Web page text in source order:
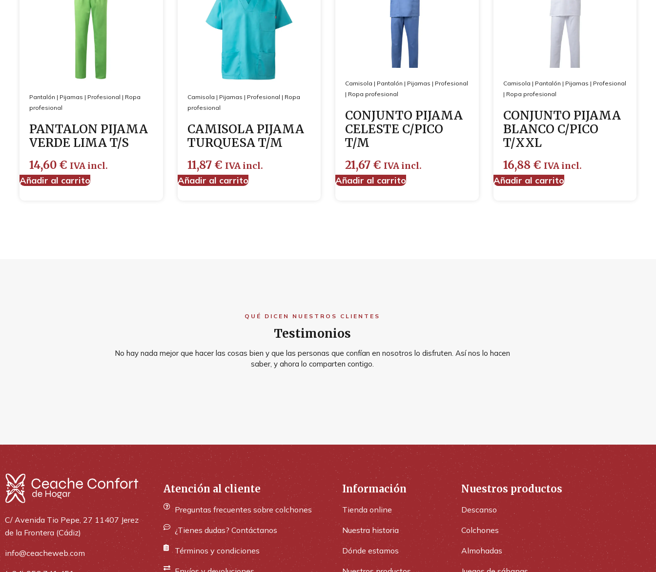
Pantalón | Pijamas | Profesional | Ropa
profesional
PANTALON PIJAMA
VERDE LIMA T/S
14,60 € IVA incl.
Añadir al carrito
Camisola | Pijamas | Profesional | Ropa
profesional
CAMISOLA PIJAMA
TURQUESA T/M
11,87 € IVA incl.
Añadir al carrito
Camisola | Pantalón | Pijamas | Profesional
| Ropa profesional
CONJUNTO PIJAMA
CELESTE C/PICO
T/M
21,67 € IVA incl.
Añadir al carrito
Camisola | Pantalón | Pijamas | Profesional
| Ropa profesional
CONJUNTO PIJAMA
BLANCO C/PICO
T/XXL
16,88 € IVA incl.
Añadir al carrito
QUÉ DICEN NUESTROS CLIENTES
Testimonios
No hay nada mejor que hacer las cosas bien y que las personas que confían en nosotros lo disfruten. Así nos lo hacen
saber, y ahora lo comparten contigo.
C/ Avenida Tio Pepe, 27 11407 Jerez
de la Frontera (Cádiz)
info@ceacheweb.com
Atención al cliente
Preguntas frecuentes sobre colchones
¿Tienes dudas? Contáctanos
Términos y condiciones
Información
Tienda online
Nuestra historia
Dónde estamos
Nuestros productos
Descanso
Colchones
Almohadas